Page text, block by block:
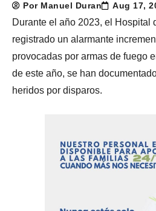
Por Manuel Duran Aug 17,
Durante el año 2023, el Hospital
registrado un alarmante
provocadas por armas de fuego
de este año, se han
heridos por disparos.